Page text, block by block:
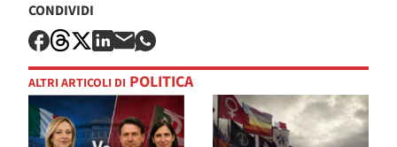
CONDIVIDI
ALTRI ARTICOLI DI POLITICA